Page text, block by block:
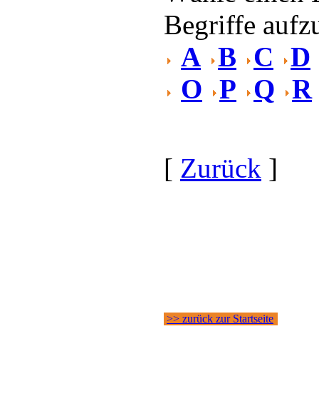
Begriffe
A B C
D
O P Q R
[ Zurück ]
>> zurück zur Startseite